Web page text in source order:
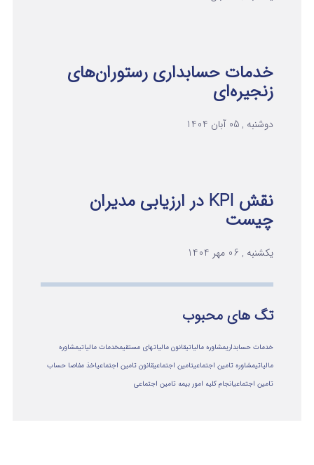
خدمات حسابداری رستوران‌های
زنجیره‌ای
دوشنبه , 05 آبان 1404
نقش KPI در ارزیابی مدیران
چیست
یکشنبه , 06 مهر 1404
تگ های محبوب
خدمات حسابداریمشاوره مالیاتیقانون مالیاتهای مستقیمخدمات مالیاتیمشاوره
مالياتيمشاوره تامین اجتماعیتامین اجتماعیقانون تامین اجتماعیاخذ مفاصا حساب
تامین اجتماعیانجام کلیه امور بیمه تامین اجتماعی